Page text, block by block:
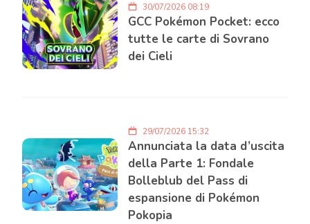
30/07/2026 08:19
GCC Pokémon Pocket: ecco
tutte le carte di Sovrano
dei Cieli
29/07/2026 15:32
Annunciata la data d’uscita
della Parte 1: Fondale
Bolleblub del Pass di
espansione di Pokémon
Pokopia